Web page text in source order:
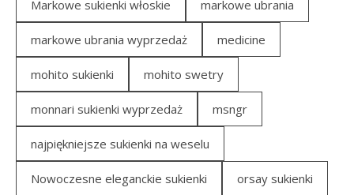
Markowe sukienki włoskie markowe ubrania
markowe ubrania wyprzedaż medicine
mohito sukienki mohito swetry
monnari sukienki wyprzedaż msngr
najpiękniejsze sukienki na weselu
Nowoczesne eleganckie sukienki orsay sukienki